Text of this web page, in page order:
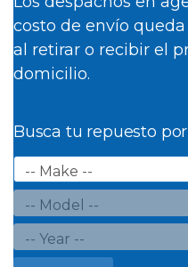
costo de envío
al retirar o recibir el
domicilio.
Busca tu repuesto